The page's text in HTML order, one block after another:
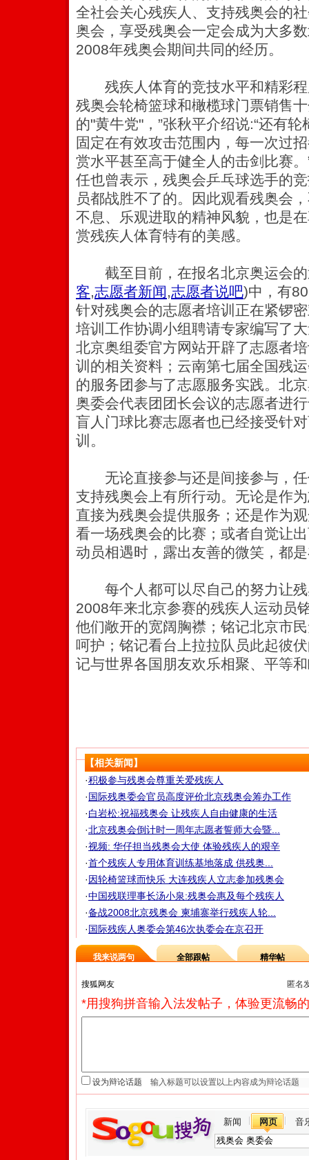
全社会关心残疾人、支持残奥会的
奥会，享受残奥会一定会成为大多
2008年残奥会期间共同的经历。
残疾人体育的竞技水平和精彩程
残奥会轮椅篮球和橄榄球门票销售
的"黄牛党"，”张秋平介绍说:“还有
固定在有效攻击范围内，每一次过
赏水平甚至高于健全人的击剑比赛
任也曾表示，残奥会乒乓球选手的
员都战胜不了的。因此观看残奥会
不息、乐观进取的精神风貌，也是
赏残疾人体育特有的美感。
截至目前，在报名北京奥运会的
客,志愿者新闻,志愿者说吧)中，有
针对残奥会的志愿者培训正在紧锣
培训工作协调小组聘请专家编写了
北京奥组委官方网站开辟了志愿者
训的相关资料；云南第七届全国残
的服务团参与了志愿服务实践。北
奥委会代表团团长会议的志愿者进
盲人门球比赛志愿者也已经接受针
训。
无论直接参与还是间接参与，任
支持残奥会上有所行动。无论是作
直接为残奥会提供服务；还是作为
看一场残奥会的比赛；或者自觉让
动员相遇时，露出友善的微笑，都
每个人都可以尽自己的努力让残
2008年来北京参赛的残疾人运动员
他们敞开的宽阔胸襟；铭记北京市
呵护；铭记看台上拉拉队员此起彼
记与世界各国朋友欢乐相聚、平等
【相关新闻】
·积极参与残奥会尊重关爱残疾人
·国际残奥委会官员高度评价北京残奥会筹办工作
·白岩松:祝福残奥会 让残疾人自由健康的生活
·北京残奥会倒计时一周年志愿者誓师大会暨...
·视频: 华仔担当残奥会大使 体验残疾人的艰辛
·首个残疾人专用体育训练基地落成 供残奥...
·因轮椅篮球而快乐 大连残疾人立志参加残奥会
·中国残联理事长汤小泉:残奥会惠及每个残疾人
·备战2008北京残奥会 柬埔寨举行残疾人轮...
·国际残疾人奥委会第46次执委会在京召开
我来说两句 全部跟帖 精华帖
匿名
*用搜狗拼音输入法发帖子，体验更流畅
设为辩论话题
新闻 网页 音